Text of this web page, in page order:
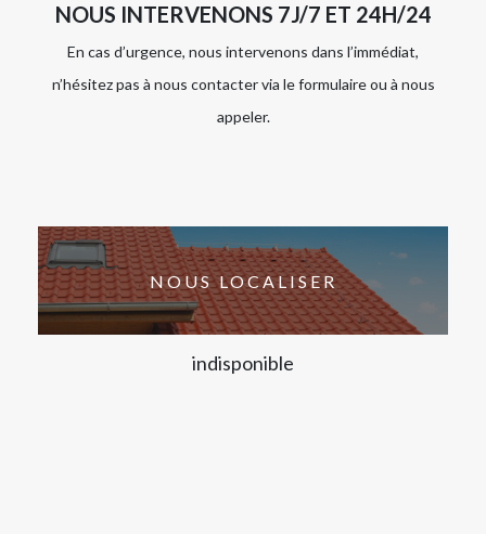
NOUS INTERVENONS 7J/7 ET 24H/24
En cas d’urgence, nous intervenons dans l’immédiat,
n’hésitez pas à nous contacter via le formulaire ou à nous
appeler.
NOUS LOCALISER
indisponible